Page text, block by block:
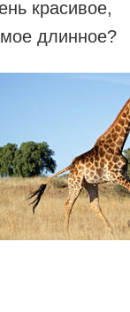
красивое,
длинное?